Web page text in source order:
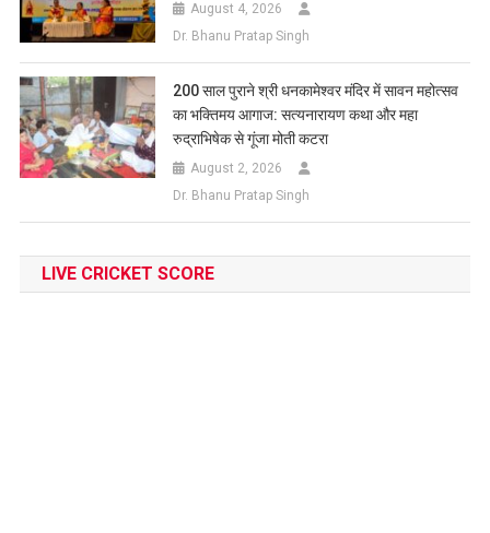
August 4, 2026
Dr. Bhanu Pratap Singh
200 साल पुराने श्री धनकामेश्वर मंदिर में सावन महोत्सव
का भक्तिमय आगाज: सत्यनारायण कथा और महा
रुद्राभिषेक से गूंजा मोती कटरा
August 2, 2026
Dr. Bhanu Pratap Singh
LIVE CRICKET SCORE